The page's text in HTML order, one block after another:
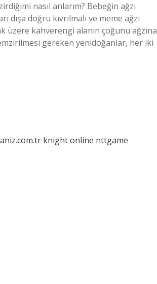
nasıl anlarım? Bebeğin ağzı
doğru kıvrılmalı ve meme ağzı
üzere kahverengi alanın çoğunu ağzına
gereken yenidoğanlar, her iki
knight online nttgame